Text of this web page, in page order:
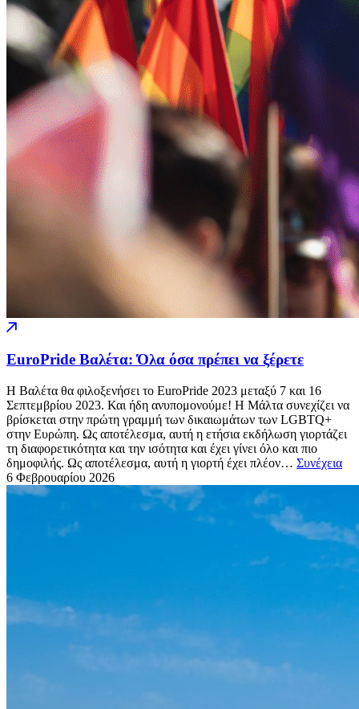
EuroPride Βαλέτα: Όλα όσα πρέπει να ξέρετε
Η Βαλέτα θα φιλοξενήσει το EuroPride 2023 μεταξύ 7 και 16
Σεπτεμβρίου 2023. Και ήδη ανυπομονούμε! Η Μάλτα συνεχίζει να
βρίσκεται στην πρώτη γραμμή των δικαιωμάτων των LGBTQ+
στην Ευρώπη. Ως αποτέλεσμα, αυτή η ετήσια εκδήλωση γιορτάζει
τη διαφορετικότητα και την ισότητα και έχει γίνει όλο και πιο
δημοφιλής. Ως αποτέλεσμα, αυτή η γιορτή έχει πλέον… Συνέχεια
6 Φεβρουαρίου 2026